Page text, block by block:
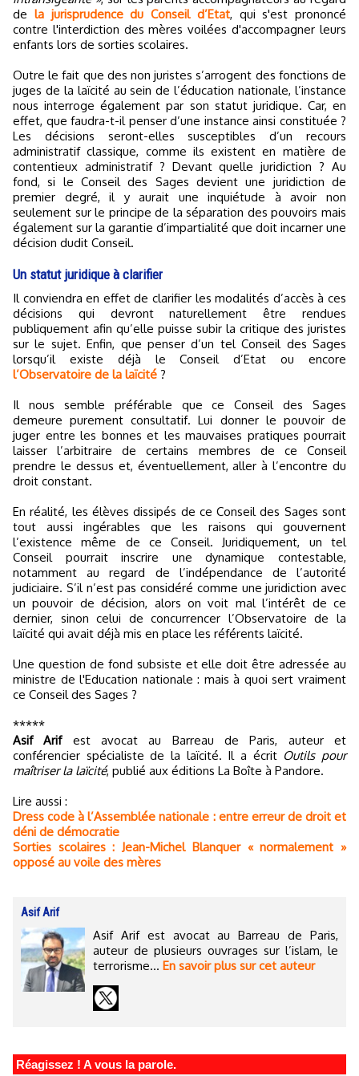
de la jurisprudence du Conseil d’Etat, qui s'est prononcé
contre l'interdiction des mères voilées d'accompagner leurs
enfants lors de sorties scolaires.
Outre le fait que des non juristes s’arrogent des fonctions de
juges de la laïcité au sein de l’éducation nationale, l’instance
nous interroge également par son statut juridique. Car, en
effet, que faudra-t-il penser d’une instance ainsi constituée ?
Les décisions seront-elles susceptibles d’un recours
administratif classique, comme ils existent en matière de
contentieux administratif ? Devant quelle juridiction ? Au
fond, si le Conseil des Sages devient une juridiction de
premier degré, il y aurait une inquiétude à avoir non
seulement sur le principe de la séparation des pouvoirs mais
également sur la garantie d’impartialité que doit incarner une
décision dudit Conseil.
Un statut juridique à clarifier
Il conviendra en effet de clarifier les modalités d’accès à ces
décisions qui devront naturellement être rendues
publiquement afin qu’elle puisse subir la critique des juristes
sur le sujet. Enfin, que penser d’un tel Conseil des Sages
lorsqu’il existe déjà le Conseil d’Etat ou encore
l’Observatoire de la laïcité ?
Il nous semble préférable que ce Conseil des Sages
demeure purement consultatif. Lui donner le pouvoir de
juger entre les bonnes et les mauvaises pratiques pourrait
laisser l’arbitraire de certains membres de ce Conseil
prendre le dessus et, éventuellement, aller à l’encontre du
droit constant.
En réalité, les élèves dissipés de ce Conseil des Sages sont
tout aussi ingérables que les raisons qui gouvernent
l’existence même de ce Conseil. Juridiquement, un tel
Conseil pourrait inscrire une dynamique contestable,
notamment au regard de l’indépendance de l’autorité
judiciaire. S’il n’est pas considéré comme une juridiction avec
un pouvoir de décision, alors on voit mal l’intérêt de ce
dernier, sinon celui de concurrencer l’Observatoire de la
laïcité qui avait déjà mis en place les référents laïcité.
Une question de fond subsiste et elle doit être adressée au
ministre de l'Education nationale : mais à quoi sert vraiment
ce Conseil des Sages ?
*****
Asif Arifest avocat au Barreau de Paris, auteur et
conférencier spécialiste de la laïcité. Il a écrit Outils pour
maîtriser la laïcité, publié aux éditions La Boîte à Pandore.
Lire aussi :
Dress code à l’Assemblée nationale : entre erreur de droit et
déni de démocratie
Sorties scolaires : Jean-Michel Blanquer « normalement »
opposé au voile des mères
Asif Arif
Asif Arif est avocat au Barreau de Paris,
auteur de plusieurs ouvrages sur l’islam, le
terrorisme... En savoir plus sur cet auteur
Réagissez ! A vous la parole.